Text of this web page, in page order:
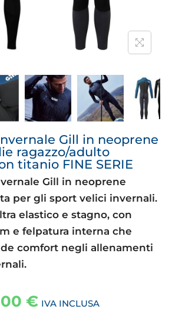
Gill in neoprene
ragazzo/adulto
titanio FINE SERIE
Gill in neoprene
per gli sport velici invernali.
elastico e stagno, con
e felpatura interna che
comfort negli allenamenti
€ IVA INCLUSA